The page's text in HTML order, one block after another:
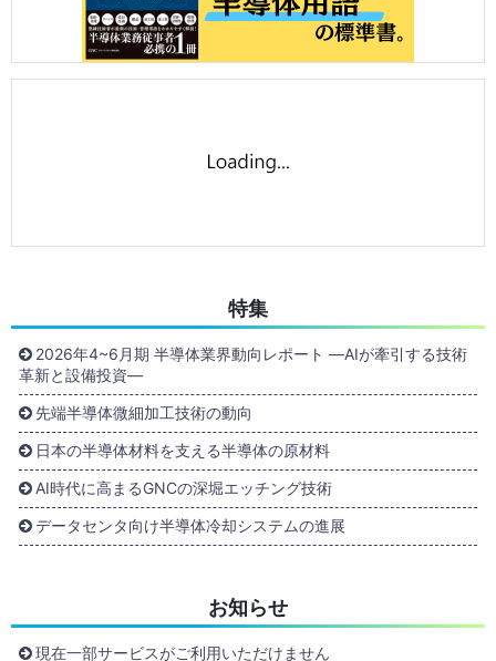
特集
2026年4~6月期 半導体業界動向レポート ―AIが牽引する技術
革新と設備投資―
先端半導体微細加工技術の動向
日本の半導体材料を支える半導体の原材料
AI時代に高まるGNCの深堀エッチング技術
データセンタ向け半導体冷却システムの進展
お知らせ
現在一部サービスがご利用いただけません